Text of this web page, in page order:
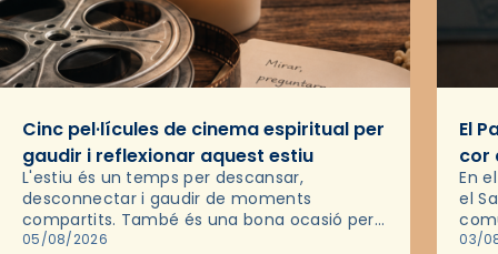
Cinc pel·lícules de cinema espiritual per
gaudir i reflexionar aquest estiu
L'estiu és un temps per descansar,
desconnectar i gaudir de moments
compartits. També és una bona ocasió per
deixar-se portar per una bona història i, a
05/08/2026
El
cor
En
el
de
03/